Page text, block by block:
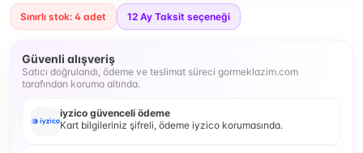
Sınırlı stok: 4 adet 12 Ay Taksit seçeneği
Güvenli alışveriş
Satıcı doğrulandı, ödeme ve teslimat süreci gormeklazim.com
tarafından koruma altında.
iyzico güvenceli ödeme
Kart bilgileriniz şifreli, ödeme iyzico korumasında.